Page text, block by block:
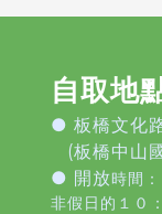
自取地
● 板橋文化
(板橋中山
● 開放時間：
非假日的１０